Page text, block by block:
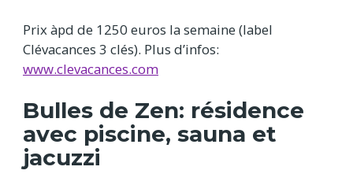
Prix àpd de 1250 euros la semaine (label
Clévacances 3 clés). Plus d’infos:
www.clevacances.com
Bulles de Zen: résidence
avec piscine, sauna et
jacuzzi